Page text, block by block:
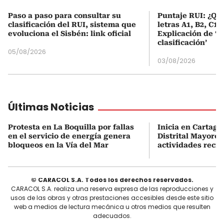
Paso a paso para consultar su
clasificación del RUI, sistema que
evoluciona el Sisbén: link oficial
05/08/2026
Puntaje RUI:
letras A1, B2, C1
Explicación de
clasificación’
03/08/2026
Últimas Noticias
Protesta en La Boquilla por fallas
en el servicio de energía genera
bloqueos en la Vía del Mar
Inicia en
Distrital Mayores
actividades
© CARACOL S.A. Todos los derechos reservados.
CARACOL S.A. realiza una reserva expresa de las reproducciones y
usos de las obras y otras prestaciones accesibles desde este sitio
web a medios de lectura mecánica u otros medios que resulten
adecuados.